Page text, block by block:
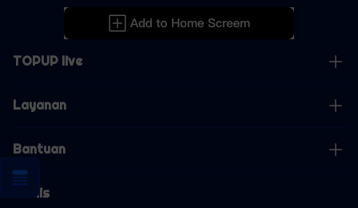
TOPUP live
Layanan
Bantuan
Bisnis